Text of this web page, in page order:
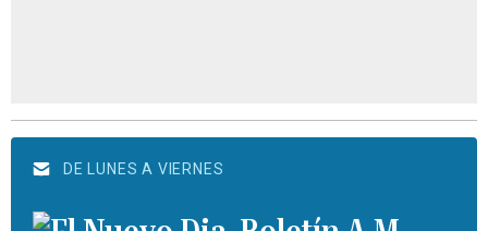
DE LUNES A VIERNES